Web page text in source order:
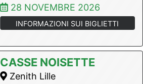
28 NOVEMBRE 2026
INFORMAZIONI SUI BIGLIETTI
CASSE NOISETTE
Zenith Lille